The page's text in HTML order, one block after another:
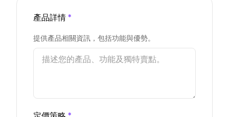
產品詳情 *
提供產品相關資訊，包括功能與優勢。